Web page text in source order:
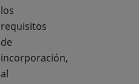
los
requisitos
de
incorporación,
al